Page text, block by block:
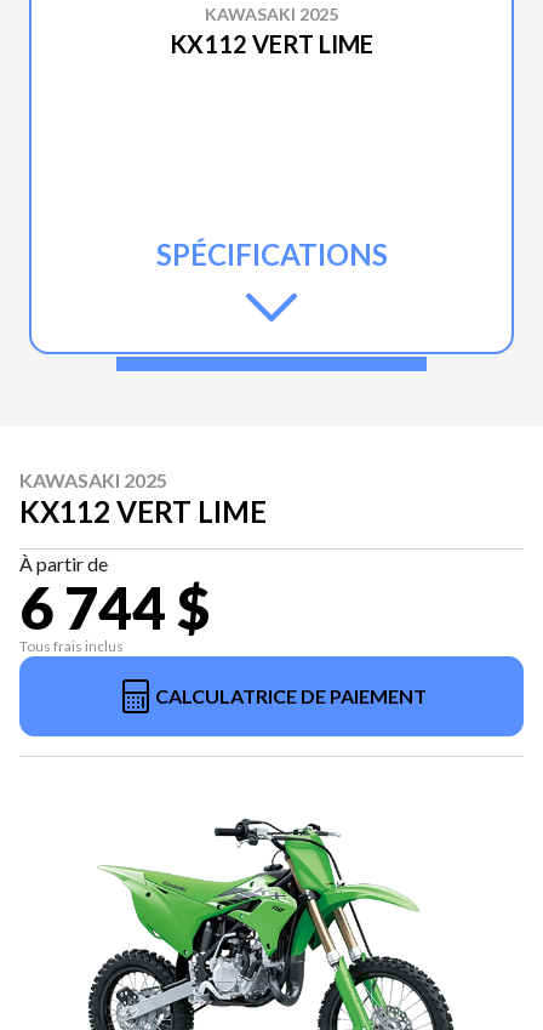
KAWASAKI 2025
KX112 VERT LIME
SPÉCIFICATIONS
KAWASAKI 2025
KX112 VERT LIME
À partir de
6 744 $
Tous frais inclus
CALCULATRICE DE PAIEMENT